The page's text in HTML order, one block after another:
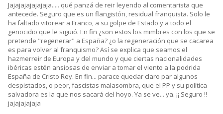
Jajajajajajajaja..... qué panzá de reir leyendo al comentarista que
antecede. Seguro que es un flangistón, residual franquista. Solo le
ha faltado vitorear a Franco, a su golpe de Estado y a todo el
genocidio que le siguió. En fin ¿son estos los mimbres con los que se
pretende "regenerar" a España? ¿o la regeneración que se cacarea
es para volver al franquismo? Así se explica que seamos el
hazmerreir de Europa y del mundo y que ciertas nacionalidades
ibéricas estén ansiosas de enviar a tomar el viento a la podrida
España de Cristo Rey. En fin... parace quedar claro par algunos
despistados, o peor, fascistas malasombra, que el PP y su política
salvadora es la que nos sacará del hoyo. Ya se ve... ya. ¡¡ Seguro !!
jajajajajaja